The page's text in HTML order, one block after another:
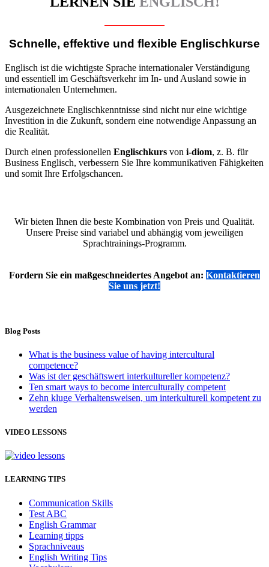
Schnelle, effektive und flexible Englischkurse
Englisch ist die wichtigste Sprache internationaler Verständigung
und essentiell im Geschäftsverkehr im In- und Ausland sowie in
internationalen Unternehmen.
Ausgezeichnete Englischkenntnisse sind nicht nur eine wichtige
Investition in die Zukunft, sondern eine notwendige Anpassung an
die Realität.
Durch einen professionellen Englischkurs von i-diom, z. B. für
Business Englisch, verbessern Sie Ihre kommunikativen Fähigkeiten
und somit Ihre Erfolgschancen.
Wir bieten Ihnen die beste Kombination von Preis und Qualität.
Unsere Preise sind variabel und abhängig vom jeweiligen
Sprachtrainings-Programm.
Fordern Sie ein maßgeschneidertes Angebot an: Kontaktieren
Sie uns jetzt!
Blog Posts
What is the business value of having intercultural
competence?
Was ist der geschäftswert interkultureller kompetenz?
Ten smart ways to become interculturally competent
Zehn kluge Verhaltensweisen, um interkulturell kompetent zu
werden
VIDEO LESSONS
LEARNING TIPS
Communication Skills
Test ABC
English Grammar
Learning tipps
Sprachniveaus
English Writing Tips